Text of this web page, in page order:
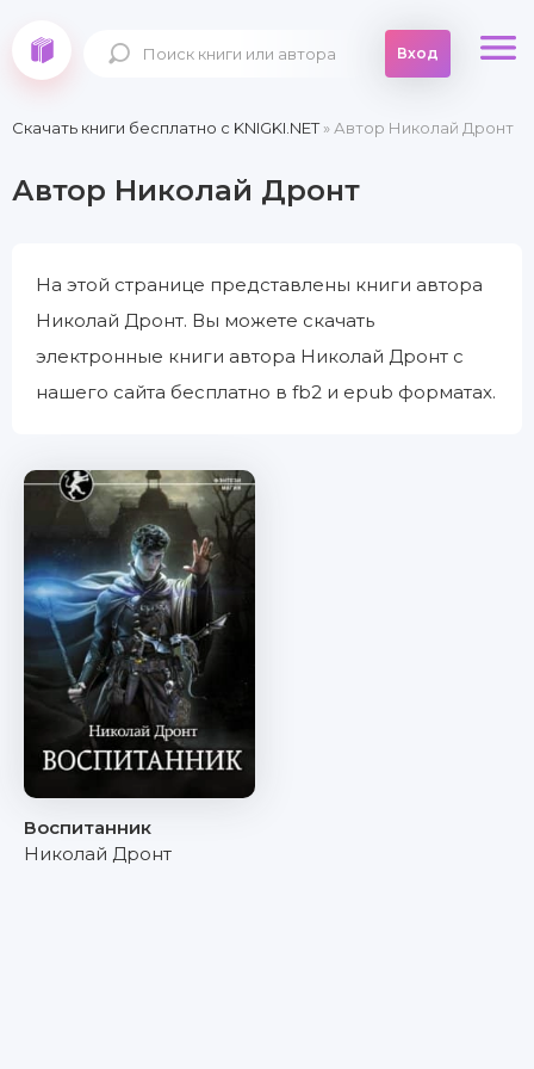
Вход
Скачать книги бесплатно c KNIGKI.NET» Автор Николай Дронт
Автор Николай Дронт
На этой странице представлены книги автора
Николай Дронт. Вы можете скачать
электронные книги автора Николай Дронт с
нашего сайта бесплатно в fb2 и epub форматах.
Воспитанник
Николай Дронт